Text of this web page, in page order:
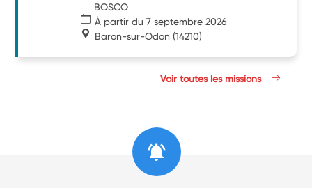
BOSCO
À partir du 7 septembre 2026
Baron-sur-Odon (14210)
Voir toutes les missions